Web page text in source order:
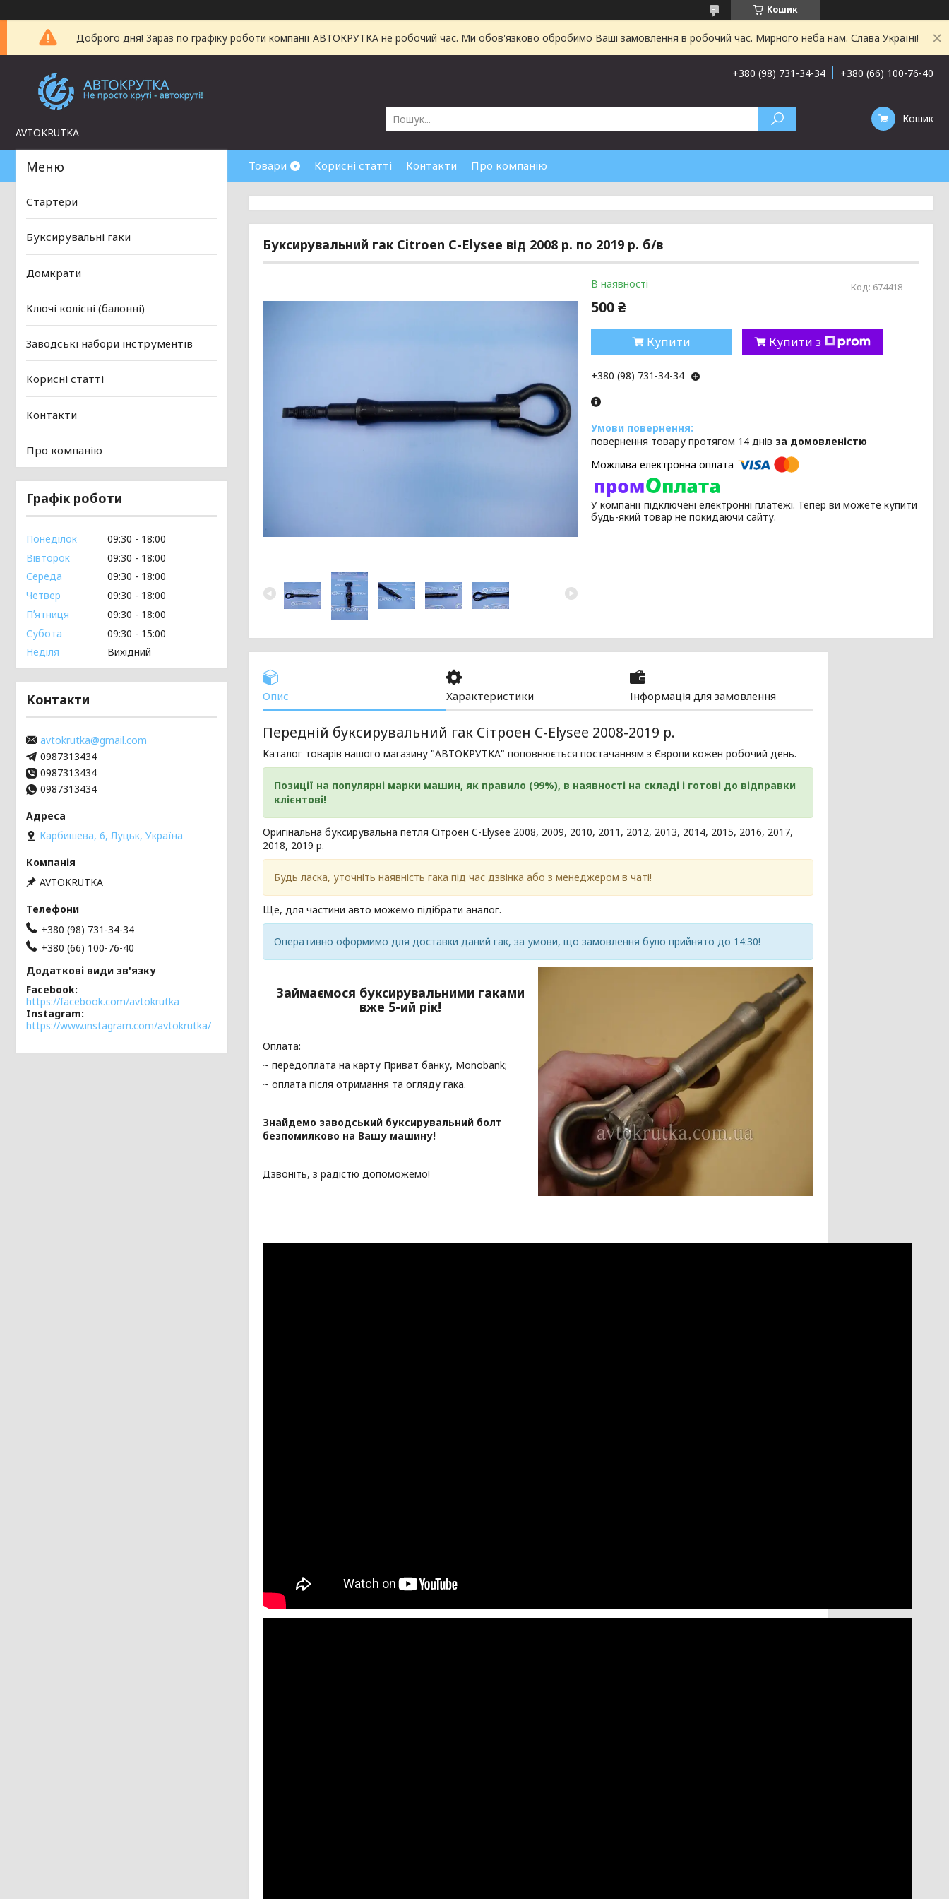
Кошик
Доброго дня! Зараз по графіку роботи компанії АВТОКРУТКА не робочий час. Ми обов'язково обробимо Ваші замовлення в робочий час. Мирного неба нам. Слава Україні!
AVTOKRUTKA
+380 (98) 731-34-34 +380 (66) 100-76-40
Кошик
Товари Корисні статті Контакти Про компанію
Буксирувальний гак Citroen C-Elysee від 2008 р. по 2019 р. б/в
В наявності Код: 674418
500 ₴
Купити Купити з
+380 (98) 731-34-34
повернення товару протягом 14 днів за домовленістю
У компанії підключені електронні платежі. Тепер ви можете купити
будь-який товар не покидаючи сайту.
Опис Характеристики Інформація для замовлення
Передній буксирувальний гак Сітроен C-Elysee 2008-2019 р.
Каталог товарів нашого магазину "АВТОКРУТКА" поповнюється постачанням з Європи кожен робочий день.
Позиції на популярні марки машин, як правило (99%), в наявності на складі і готові до відправки
клієнтові!
Оригінальна буксирувальна петля Сітроен C-Elysee 2008, 2009, 2010, 2011, 2012, 2013, 2014, 2015, 2016, 2017,
2018, 2019 р.
Будь ласка, уточніть наявність гака під час дзвінка або з менеджером в чаті!
Ще, для частини авто можемо підібрати аналог.
Оперативно оформимо для доставки даний гак, за умови, що замовлення було прийнято до 14:30!
Займаємося буксирувальними гаками
вже 5-ий рік!
Оплата:
~ передоплата на карту Приват банку, Мonobank;
~ оплата після отримання та огляду гака.
Знайдемо заводський буксирувальний болт
безпомилково на Вашу машину!
Дзвоніть, з радістю допоможемо!
Стартери
Буксирувальні гаки
Домкрати
Ключі колісні (балонні)
Заводські набори інструментів
Корисні статті
Контакти
Про компанію
Графік роботи
Понеділок 09:30
18:00
Вівторок
09:30
18:00
Середа
09:30
18:00
Четвер
09:30
18:00
Пʼятниця
09:30
18:00
Субота
09:30
15:00
Неділя
Вихідний
Контакти
avtokrutka@gmail.com
0987313434
0987313434
0987313434
Карбишева, 6, Луцьк, Україна
AVTOKRUTKA
+380 (98) 731-34-34
+380 (66) 100-76-40
Facebook
https://facebook.com/avtokrutka
Instagram
https://www.instagram.com/avtokrutka/